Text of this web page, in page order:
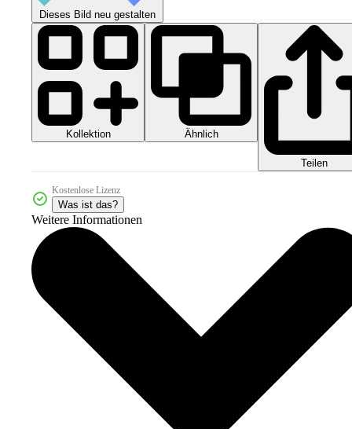
Dieses Bild neu gestalten
Kollektion Ähnlich
Teilen
Kostenlose Lizenz
Was ist das?
Weitere Informationen